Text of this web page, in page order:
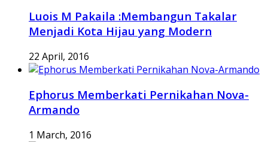
Luois M Pakaila :Membangun Takalar
Menjadi Kota Hijau yang Modern
22 April, 2016
Ephorus Memberkati Pernikahan Nova-
Armando
1 March, 2016